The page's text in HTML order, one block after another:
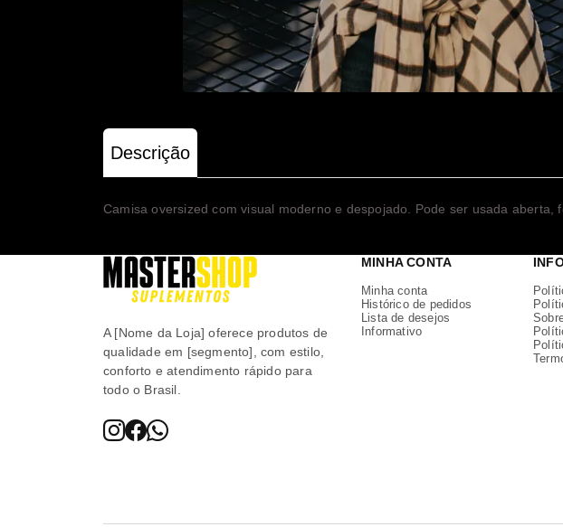
Descrição
Camisa oversized com visual moderno e despojado. Pode ser usada
A [Nome da Loja] oferece produtos de
qualidade em [segmento], com estilo,
conforto e atendimento rápido para
todo o Brasil.
MINHA CONTA
Minha conta
Histórico de pedidos
Lista de desejos
Informativo